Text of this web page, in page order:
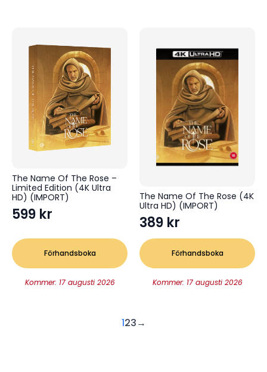
The Name Of The Rose –
Limited Edition (4K Ultra
HD) (IMPORT)
599 kr
Förhandsboka
Kommer: 17 augusti 2026
The Name Of The Rose (4K
Ultra HD) (IMPORT)
389 kr
Förhandsboka
Kommer: 17 augusti 2026
123→